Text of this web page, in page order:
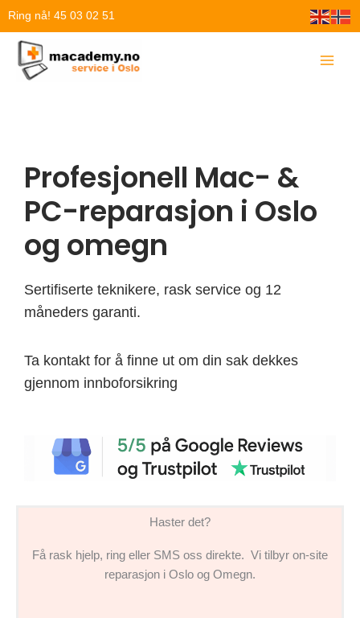
Hopp
innholdet
Ring nå! 45 03 02 51
Profesjonell Mac- &
PC-reparasjon i Oslo
og omegn
Sertifiserte teknikere, rask service og 12
måneders garanti.
Ta kontakt for å finne ut om din sak dekkes
gjennom innboforsikring
Haster det?
Få rask hjelp, ring eller SMS oss direkte. Vi tilbyr on-site
reparasjon i Oslo og Omegn.